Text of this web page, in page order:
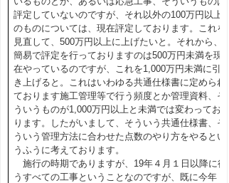
評定していないのですが、それ以外の100万円以上
のものについては、現在評定しております。これを
見直して、500万円以上に上げたいと。それから、
簡易で評定を行っておりますのは500万円未満を現
在やっているのですが、これを1,000万円未満に引
き上げると。これはいわゆる共通仕様書に定められ
ております施工管理等で行う頻度とか管理資料、そ
ういうものが1,000万円以上と未満では変わってお
ります。したがいまして、そういう共通仕様書、そ
ういう管理方法に合わせた点数のやり方をやるとい
うふうに考えております。
施行の時期でありますが、19年４月１日以降に行
うすべての工事ということなのですが、既に今年